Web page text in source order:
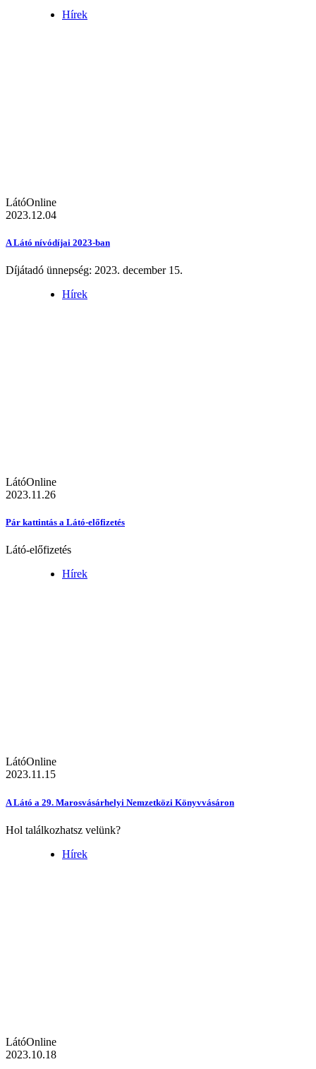
Hírek
LátóOnline
2023.12.04
A Látó nívódíjai 2023-ban
Díjátadó ünnepség: 2023. december 15.
Hírek
LátóOnline
2023.11.26
Pár kattintás a Látó-előfizetés
Látó-előfizetés
Hírek
LátóOnline
2023.11.15
A Látó a 29. Marosvásárhelyi Nemzetközi Könyvvásáron
Hol találkozhatsz velünk?
Hírek
LátóOnline
2023.10.18